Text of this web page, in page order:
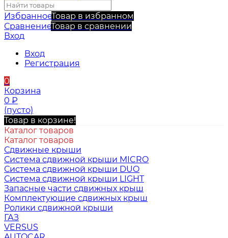
ИзбранноеТовар в избранном
СравнениеТовар в сравнении
Вход
Вход
Регистрация
0
Корзина
0 ₽
(пусто)
Товар в корзине!
Каталог товаров
Каталог товаров
Сдвижные крыши
Система сдвижной крыши MICRO
Система сдвижной крыши DUO
Система сдвижной крыши LIGHT
Запасные части сдвижных крыш
Комплектующие сдвижных крыш
Ролики сдвижной крыши
ГАЗ
VERSUS